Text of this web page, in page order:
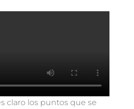
claro los puntos que se